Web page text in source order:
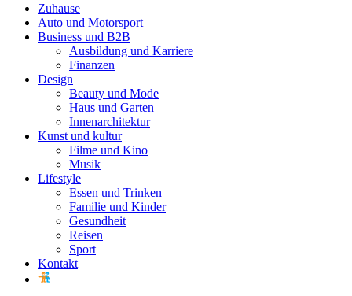
Zuhause
Auto und Motorsport
Business und B2B
Ausbildung und Karriere
Finanzen
Design
Beauty und Mode
Haus und Garten
Innenarchitektur
Kunst und kultur
Filme und Kino
Musik
Lifestyle
Essen und Trinken
Familie und Kinder
Gesundheit
Reisen
Sport
Kontakt